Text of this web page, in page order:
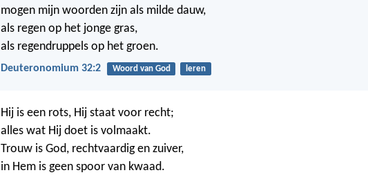
mogen mijn woorden zijn als milde dauw,
als regen op het jonge gras,
als regendruppels op het groen.
Deuteronomium 32:2 Woord van God leren
Hij is een rots, Hij staat voor recht;
alles wat Hij doet is volmaakt.
Trouw is God, rechtvaardig en zuiver,
in Hem is geen spoor van kwaad.